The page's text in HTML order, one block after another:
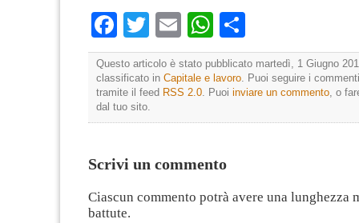
Facebook
TwitterEmailWhatsApp
Questo articolo è stato pubblicato martedì, 1 Giugno
classificato in Capitale e lavoro. Puoi seguire i
tramite il feed RSS 2.0. Puoi inviare un commento, o
dal tuo sito.
Scrivi un commento
Ciascun commento potrà avere una lunghezza
battute.